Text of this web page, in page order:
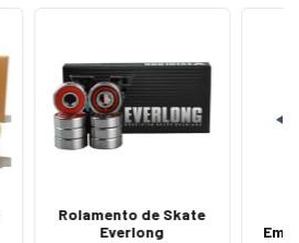
Rolamento de Skate
Everlong